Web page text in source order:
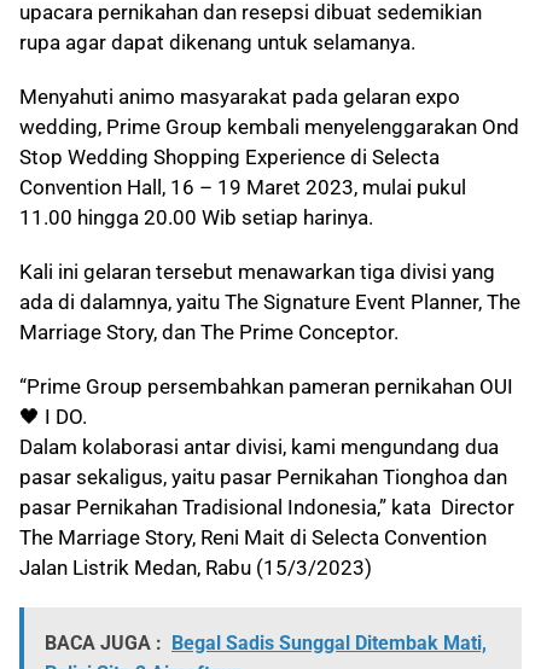
upacara pernikahan dan resepsi dibuat sedemikian
rupa agar dapat dikenang untuk selamanya.
Menyahuti animo masyarakat pada gelaran expo
wedding, Prime Group kembali menyelenggarakan Ond
Stop Wedding Shopping Experience di Selecta
Convention Hall, 16 – 19 Maret 2023, mulai pukul
11.00 hingga 20.00 Wib setiap harinya.
Kali ini gelaran tersebut menawarkan tiga divisi yang
ada di dalamnya, yaitu The Signature Event Planner, The
Marriage Story, dan The Prime Conceptor.
“Prime Group persembahkan pameran pernikahan OUI
🖤 I DO.
Dalam kolaborasi antar divisi, kami mengundang dua
pasar sekaligus, yaitu pasar Pernikahan Tionghoa dan
pasar Pernikahan Tradisional Indonesia,” kata Director
The Marriage Story, Reni Mait di Selecta Convention
Jalan Listrik Medan, Rabu (15/3/2023)
BACA JUGA : Begal Sadis Sunggal Ditembak Mati,